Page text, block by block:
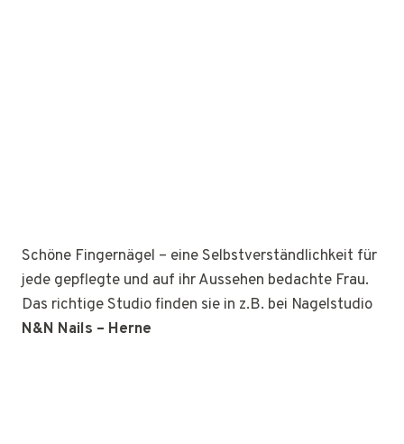
Schöne Fingernägel – eine Selbstverständlichkeit für
jede gepflegte und auf ihr Aussehen bedachte Frau.
Das richtige Studio finden sie in z.B. bei Nagelstudio
N&N Nails – Herne